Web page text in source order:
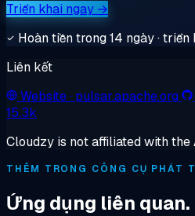
Triển khai ngay →
Hoàn tiền trong 14 ngày ·
Liên kết
Website· pulsar.apache.org
15.3k
Cloudzy is not affiliated with
THÊM TRONG CÔNG CỤ PHÁT
Ứng dụng liên quan.